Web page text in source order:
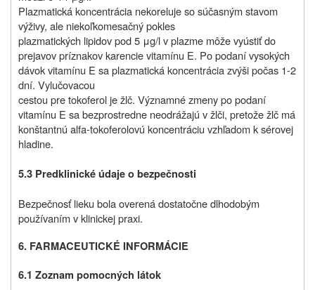
Plazmatická koncentrácia nekoreluje so súčasným stavom
výživy, ale niekoľkomesačný pokles
plazmatických lipidov pod 5 μg/l v plazme môže vyústiť do
prejavov príznakov karencie vitamínu E. Po podaní vysokých
dávok vitamínu E sa plazmatická koncentrácia zvýši počas 1-2
dní. Vylučovacou
cestou pre tokoferol je žlč. Významné zmeny po podaní
vitamínu E sa bezprostredne neodrážajú v žlči, pretože žlč má
konštantnú alfa-tokoferolovú koncentráciu vzhľadom k sérovej
hladine.
5.3 Predklinické údaje o bezpečnosti
Bezpečnosť lieku bola overená dostatočne dlhodobým
používaním v klinickej praxi.
6. FARMACEUTICKÉ INFORMÁCIE
6.1 Zoznam pomocných látok